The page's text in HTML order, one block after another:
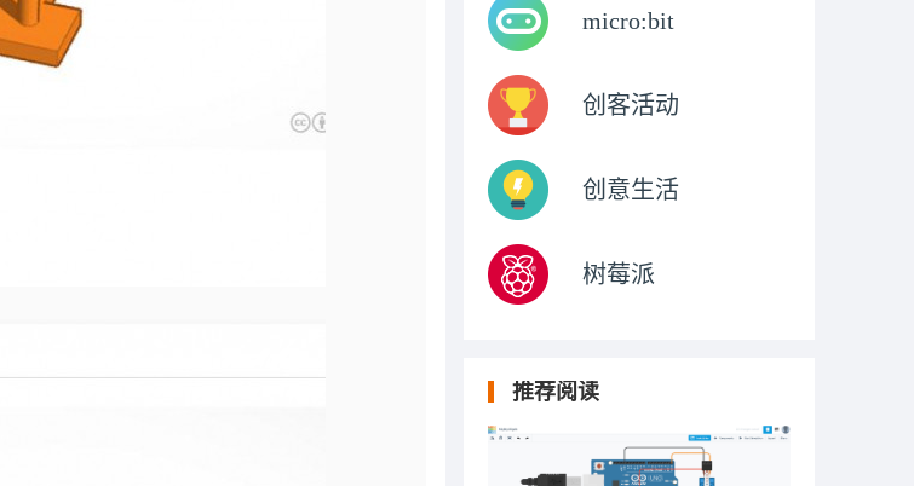
micro:bit
创客活动
创意生活
树莓派
推荐阅读